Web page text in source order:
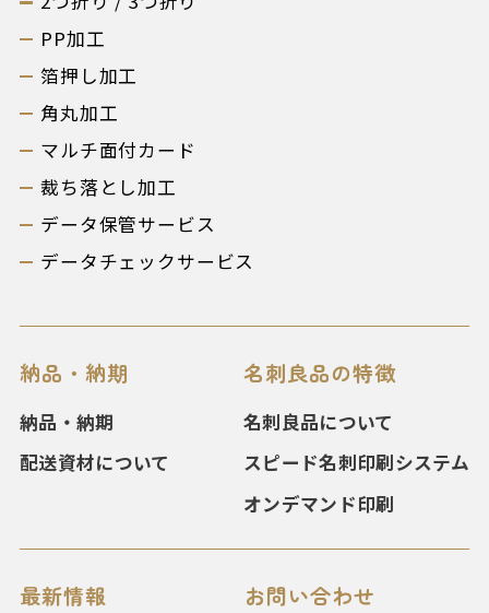
PP加工
箔押し加工
角丸加工
マルチ面付カード
裁ち落とし加工
データ保管サービス
データチェックサービス
納品・納期
納品・納期
配送資材について
名刺良品の特徴
名刺良品について
スピード名刺印刷システム
オンデマンド印刷
最新情報 お問い合わせ